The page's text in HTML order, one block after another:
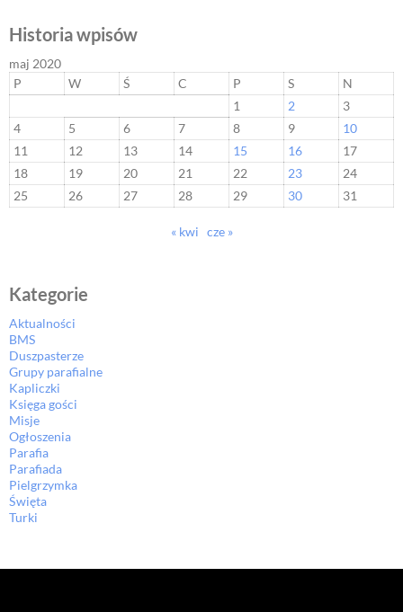
Historia wpisów
maj 2020
P
W Ś C P S
N
1
2
3
4
5 6 7 8 9
10
11
12 13 14 15 16
17
18
19 20 21 22 23
24
25
26 27 28 29 30 31
« kwi cze »
Kategorie
Aktualności
BMS
Duszpasterze
Grupy parafialne
Kapliczki
Księga gości
Misje
Ogłoszenia
Parafia
Parafiada
Pielgrzymka
Święta
Turki